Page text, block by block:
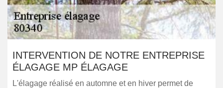
INTERVENTION DE NOTRE ENTREPRISE
ÉLAGAGE MP ÉLAGAGE
L'élagage réalisé en automne et en hiver permet de